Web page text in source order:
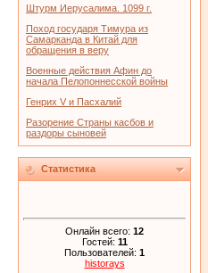
Штурм Иерусалима. 1099 г.
Поход государя Тимура из
Самарканда в Китай для
обращения в веру
Военные действия Афин до
начала Пелопоннесской войны
Генрих V и Пасхалий
Разорение Страны касбов и
раздоры сыновей
Статистика
Онлайн всего: 12
Гостей: 11
Пользователей: 1
historays